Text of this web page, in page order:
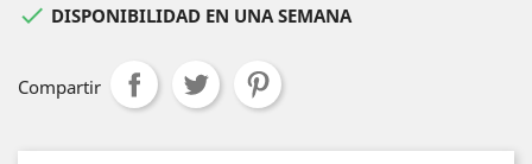
 DISPONIBILIDAD EN UNA SEMANA
Compartir